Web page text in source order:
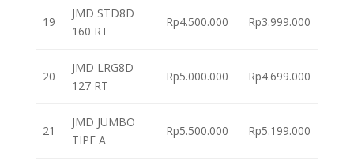
19
JMD STD8D
160 RT
Rp4.500.000 Rp3.999.000
20
JMD LRG8D
127 RT
Rp5.000.000 Rp4.699.000
21
JMD JUMBO
TIPE A
Rp5.500.000 Rp5.199.000